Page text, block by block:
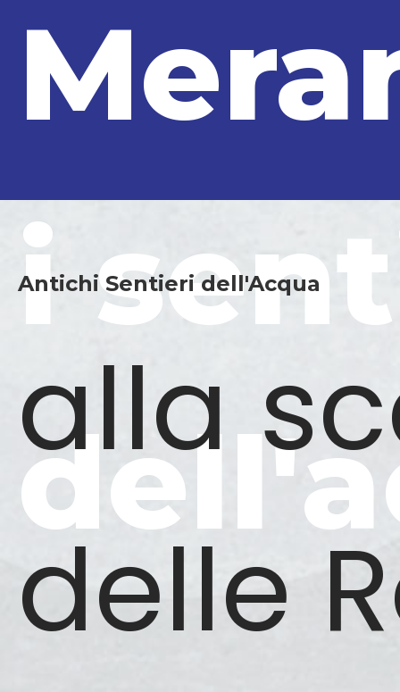
i
Antichi Sentieri dell'Acqua
alla
delle